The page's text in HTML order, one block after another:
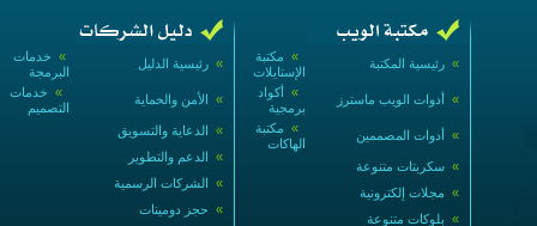
» خدمات
البرمجة
» رئيسية الدليل
» خدمات
التصميم
» الأمن والحماية
» الدعاية والتسويق
» الدعم والتطوير
» الشركات الرسمية
» حجز دومينات
» مكتبة
الإستايلات
» رئيسية المكتبة
» أكواد
برمجية
» أدوات الويب ماسترز
» مكتبة
الهاكات
» أدوات المصممين
» سكربتات متنوعة
» مجلات إلكترونية
» بلوكات متنوعة